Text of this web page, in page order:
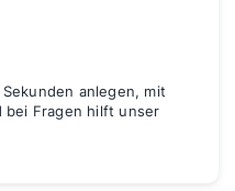
anlegen, mit
bei Fragen hilft unser